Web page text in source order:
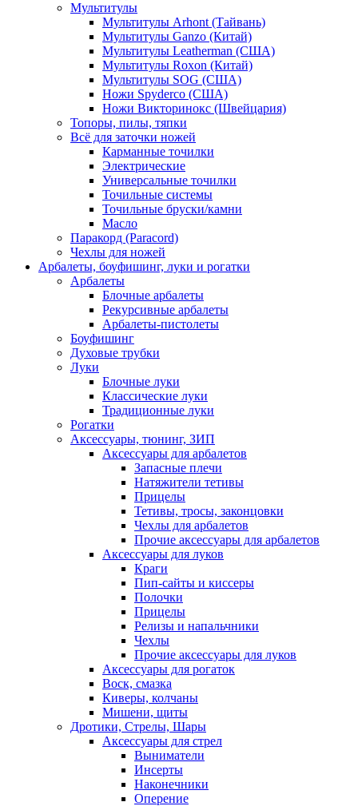
Мультитулы
Мультитулы Arhont (Тайвань)
Мультитулы Ganzo (Китай)
Мультитулы Leatherman (США)
Мультитулы Roxon (Китай)
Мультитулы SOG (США)
Ножи Spyderco (США)
Ножи Викторинокс (Швейцария)
Топоры, пилы, тяпки
Всё для заточки ножей
Карманные точилки
Электрические
Универсальные точилки
Точильные системы
Точильные бруски/камни
Масло
Паракорд (Paracord)
Чехлы для ножей
Арбалеты, боуфишинг, луки и рогатки
Арбалеты
Блочные арбалеты
Рекурсивные арбалеты
Арбалеты-пистолеты
Боуфишинг
Духовые трубки
Луки
Блочные луки
Классические луки
Традиционные луки
Рогатки
Аксессуары, тюнинг, ЗИП
Аксессуары для арбалетов
Запасные плечи
Натяжители тетивы
Прицелы
Тетивы, тросы, законцовки
Чехлы для арбалетов
Прочие аксессуары для арбалетов
Аксессуары для луков
Краги
Пип-сайты и киссеры
Полочки
Прицелы
Релизы и напальчники
Чехлы
Прочие аксессуары для луков
Аксессуары для рогаток
Воск, смазка
Киверы, колчаны
Мишени, щиты
Дротики, Стрелы, Шары
Аксессуары для стрел
Выниматели
Инсерты
Наконечники
Оперение